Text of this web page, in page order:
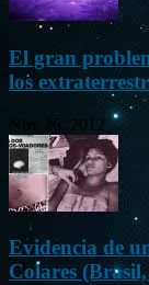
El gran
los
Nov 26, 2012
Evidencia de
Colares